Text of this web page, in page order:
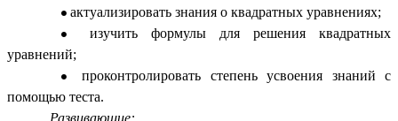
актуализировать знания о квадратных уравнениях;
изучить формулы для решения квадратных
уравнений;
проконтролировать степень усвоения знаний с
помощью теста.